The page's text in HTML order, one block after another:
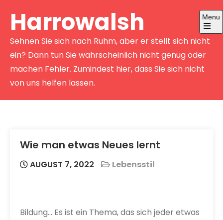
Harrowalsh
Sehnen Sie sich nach Ruhm, aber er stellt sich nicht
ein? Dann tun Sie wahrscheinlich nicht genug oder
machen Fehler. Zumindest hier, dass Sie sich nicht
von uns helfen lassen.
Menu
Open
the
menu
Wie man etwas Neues lernt
AUGUST 7, 2022 Lebensstil
Bildung… Es ist ein Thema, das sich jeder etwas